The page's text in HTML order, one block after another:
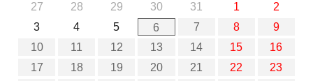
27
28 29 30 31 1
2
3
4 5 6 7 8
9
10
11 12 13 14 15
16
17
18 19 20 21 22
23